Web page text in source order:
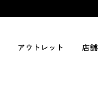
アウトレット 店